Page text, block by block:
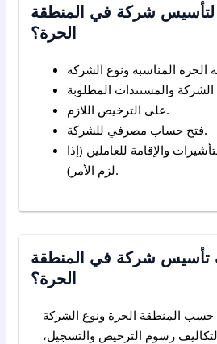
شركة في المنطقة
الحرة؟
على الترخيص اللازم.
فتح حساب مصرفي للشركة.
والإقامة للعاملين (إذا
لزم الأمر).
تأسيس شركة في المنطقة
الحرة؟
حسب المنطقة الحرة ونوع الشركة
رسوم الترخيص والتسجيل،